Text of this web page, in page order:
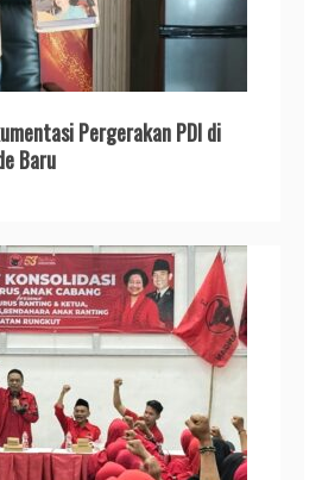
Pergerakan PDI di
Baru